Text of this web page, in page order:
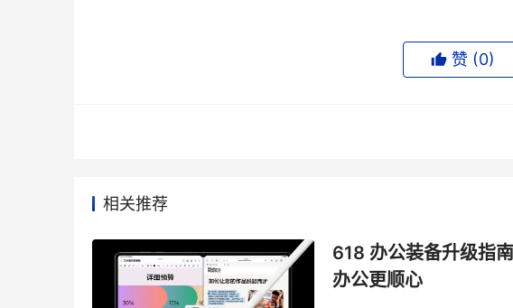
目前，豆包大模型已涵盖多模态、视频、图像、语音、音乐等模
用上，豆包大模型服务着全球TOP10手机厂商中的9家、8成主流
计算方案’使得天禧个人超级智能体的安全能力从终端延伸至云端
宝马集团大中华区总裁兼首席执行官高翔介绍：“我们与字节跳
络与营销生态，提升运营效率和服务体验。截至目前，双方合作
赞 (0)
相关推荐
618 办公装备升级指
办公更顺心